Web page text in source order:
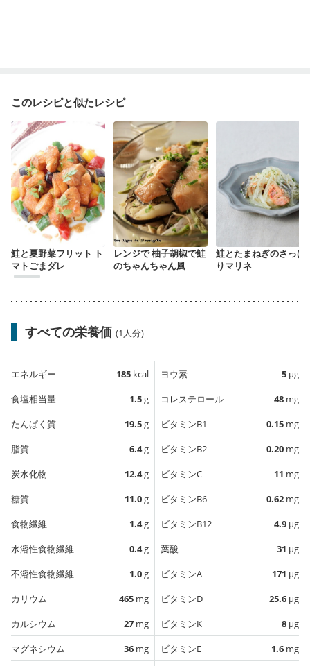
このレシピと似たレシピ
鮭と夏野菜フリット ト
マトごまダレ
レンジで 柚子胡椒で鮭
のちゃんちゃん風
鮭とたまねぎのさっぱ
りマリネ
すべての栄養価 (1人分)
エネルギー 185 kcal
食塩相当量
1.5g
たんぱく質
19.5g
脂質
6.4g
炭水化物
12.4g
糖質
11.0g
食物繊維
1.4g
水溶性食物繊維
0.4g
不溶性食物繊維
1.0g
カリウム
465 mg
カルシウム
27 mg
マグネシウム
36 mg
ヨウ素 5 µg
コレステロール
48 mg
ビタミンB1
0.15 mg
ビタミンB2
0.20 mg
ビタミンC
11 mg
ビタミンB6
0.62 mg
ビタミンB12
4.9 µg
葉酸
31 µg
ビタミンA
171 µg
ビタミンD
25.6 µg
ビタミンK
8 µg
ビタミンE
1.6 mg